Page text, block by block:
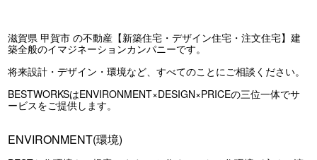
滋賀県 甲賀市 の不動産【新築住宅・デザイン住宅・注文住宅】建
築全般のイマジネーションカンパニーです。
将来設計・デザイン・環境など、すべてのことにご相談ください。
BESTWORKSはENVIRONMENT×DESIGN×PRICEの三位一体でサ
ービスをご提供します。
ENVIRONMENT(環境)